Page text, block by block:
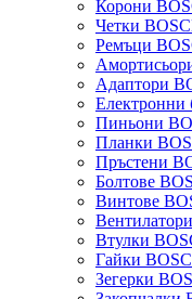
Корони
Четки
Ремъци
Адаптори
Електронни
Пиньони
Планки
Пръстени
Болтове
Винтове
Втулки
Гайки
Зегерки